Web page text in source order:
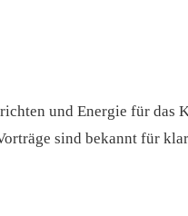
und Energie für das
sind bekannt für